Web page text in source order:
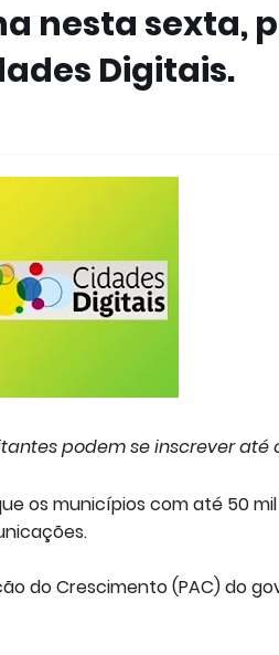
nesta sexta,
Digitais.
podem se inscrever até
os municípios com até 50
do Crescimento (PAC) do